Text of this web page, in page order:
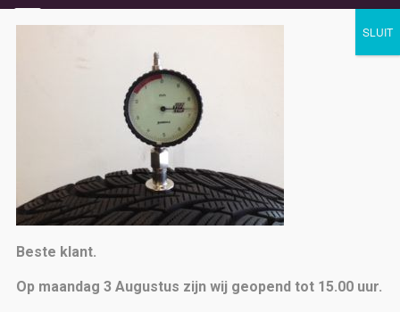
FOTO1
Home» foto1
MENU
Beste klant.
Op maandag 3 Augustus zijn wij geopend tot 15.00 uur.